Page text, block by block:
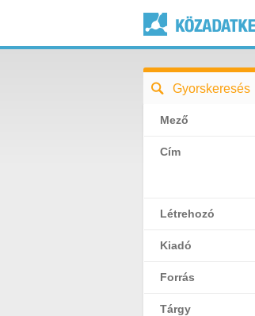
Gyorskeresés
Mező
Cím
Létrehozó
Kiadó
Forrás
Tárgy